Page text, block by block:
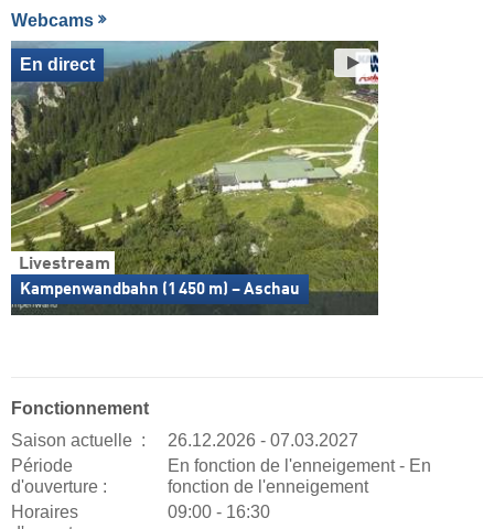
Webcams
Livestream
Kampenwandbahn (1 450 m) – Aschau
En direct
Fonctionnement
Saison actuelle :
26.12.2026 - 07.03.2027
Période
d'ouverture :
En fonction de l'enneigement - En
fonction de l'enneigement
Horaires
09:00 - 16:30